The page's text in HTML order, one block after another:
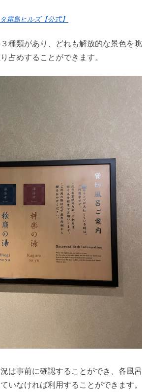
霧島ヒルズ【公式】
種類があり、どれも解放的な景色を眺
占めすることができます。
は事前に確認することができ、各風呂
いなければ利用することができます。